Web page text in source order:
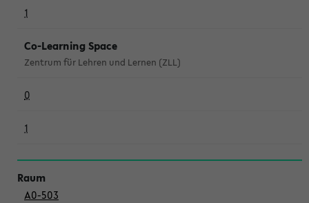
1
Co-Learning Space
Zentrum für Lehren und Lernen (ZLL)
0
1
A0-503